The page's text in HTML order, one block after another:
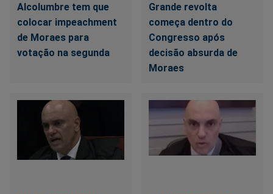
Alcolumbre tem que
colocar impeachment
de Moraes para
votação na segunda
Grande revolta
começa dentro do
Congresso após
decisão absurda de
Moraes